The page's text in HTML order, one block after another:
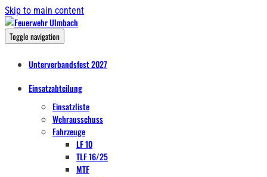
Skip to main content
Toggle navigation
Unterverbandsfest 2027
Einsatzabteilung
Einsatzliste
Wehrausschuss
Fahrzeuge
LF 10
TLF 16/25
MTF